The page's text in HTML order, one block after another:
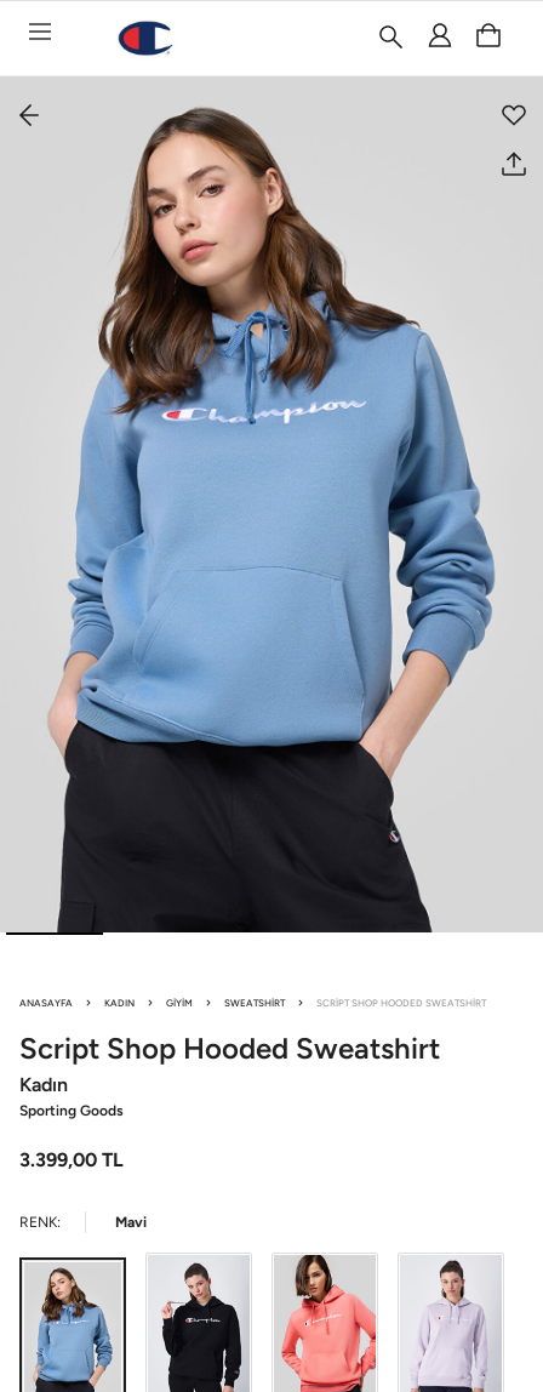
ANASAYFA KADIN GIYIM SWEATSHIRT SCRIPT SHOP HOODED SWEATSHIRT
Script Shop Hooded Sweatshirt
Kadın
Sporting Goods
3.399,00 TL
RENK: Mavi